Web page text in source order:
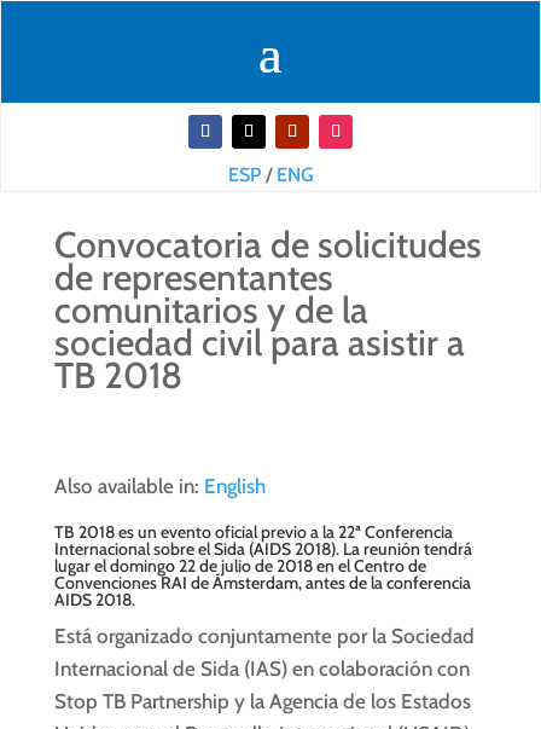
ESP/ ENG
Convocatoria de solicitudes
de representantes
comunitarios y de la
sociedad civil para asistir a
TB 2018
Also available in: English
TB 2018es un evento oficial previo a la 22ª Conferencia
Internacional sobre el Sida (AIDS 2018). La reunión tendrá
lugar el domingo 22 de julio de 2018 en el Centro de
Convenciones RAI de Ámsterdam, antes de la conferencia
AIDS 2018.
Está organizado conjuntamente por la Sociedad
Internacional de Sida (IAS) en colaboración con
Stop TB Partnership y la Agencia de los Estados